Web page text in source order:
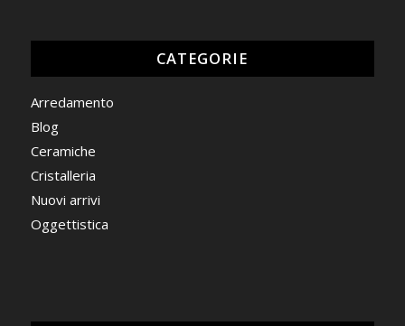
CATEGORIE
Arredamento
Blog
Ceramiche
Cristalleria
Nuovi arrivi
Oggettistica